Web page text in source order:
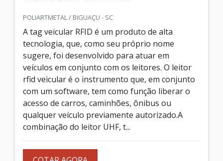
POLIARTMETAL / BIGUAÇU - SC
A tag veicular RFID é um produto de alta
tecnologia, que, como seu próprio nome
sugere, foi desenvolvido para atuar em
veículos em conjunto com os leitores. O leitor
rfid veicular é o instrumento que, em conjunto
com um software, tem como função liberar o
acesso de carros, caminhões, ônibus ou
qualquer veículo previamente autorizado.A
combinação do leitor UHF, t...